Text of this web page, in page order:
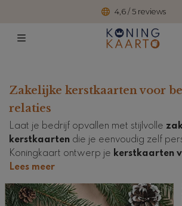
4,6 / 5 reviews
Zakelijke kerstkaarten voor
relaties
Laat je bedrijf opvallen met stijlvolle
kerstkaarten die je eenvoudig zelf
Koningkaart ontwerp je kerstkaarten
Lees meer